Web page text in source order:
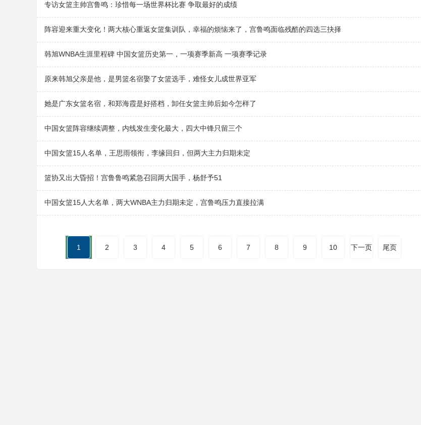
专访女篮主帅宫鲁鸣：珍惜每一场世界杯比赛 争取最好的成绩
阵容迎来重大变化！两大核心重返女篮集训队，幸福的烦恼来了，宫鲁鸣面临残酷的四选三抉择
韩旭WNBA生涯里程碑 中国女篮历史第一，一项赛季新高 一项赛季记录
原来韩旭父亲是他，是男篮名宿娶了女篮选手，难怪女儿成世界亚军
她是广东女篮名宿，和郑海霞是好搭档，卸任女篮主帅后如今怎样了
中国女篮阵容继续调整，内线发生变化最大，四大中锋只留三个
中国女篮15人名单，王思雨领衔，李缘回归，但两大主力归期未定
篮协又出大昏招！宫鲁鲁鸣紧急召回两大国手，杨舒予51
中国女篮15人大名单，两大WNBA主力归期未定，宫鲁鸣压力直接拉满
1 2 3 4 5 6 7 8 9 10 下一页 尾页